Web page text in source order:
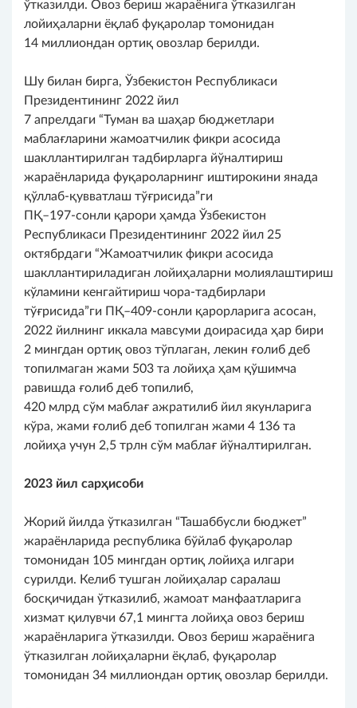
ўтказилди. Овоз бериш жараёнига ўтказилган
лойиҳаларни ёқлаб фуқаролар томонидан
14 миллиондан ортиқ овозлар берилди.
Шу билан бирга, Ўзбекистон Республикаси
Президентининг 2022 йил
7 апрелдаги “Туман ва шаҳар бюджетлари
маблағларини жамоатчилик фикри асосида
шакллантирилган тадбирларга йўналтириш
жараёнларида фуқароларнинг иштирокини янада
қўллаб-қувватлаш тўғрисида”ги
ПҚ–197-сонли қарори ҳамда Ўзбекистон
Республикаси Президентининг 2022 йил 25
октябрдаги “Жамоатчилик фикри асосида
шакллантириладиган лойиҳаларни молиялаштириш
кўламини кенгайтириш чора-тадбирлари
тўғрисида”ги ПҚ–409-сонли қарорларига асосан,
2022 йилнинг иккала мавсуми доирасида ҳар бири
2 мингдан ортиқ овоз тўплаган, лекин ғолиб деб
топилмаган жами 503 та лойиҳа ҳам қўшимча
равишда ғолиб деб топилиб,
420 млрд сўм маблағ ажратилиб йил якунларига
кўра, жами ғолиб деб топилган жами 4 136 та
лойиҳа учун 2,5 трлн сўм маблағ йўналтирилган.
2023 йил сарҳисоби
Жорий йилда ўтказилган “Ташаббусли бюджет”
жараёнларида республика бўйлаб фуқаролар
томонидан 105 мингдан ортиқ лойиҳа илгари
сурилди. Келиб тушган лойиҳалар саралаш
босқичидан ўтказилиб, жамоат манфаатларига
хизмат қилувчи 67,1 мингта лойиҳа овоз бериш
жараёнларига ўтказилди. Овоз бериш жараёнига
ўтказилган лойиҳаларни ёқлаб, фуқаролар
томонидан 34 миллиондан ортиқ овозлар берилди.